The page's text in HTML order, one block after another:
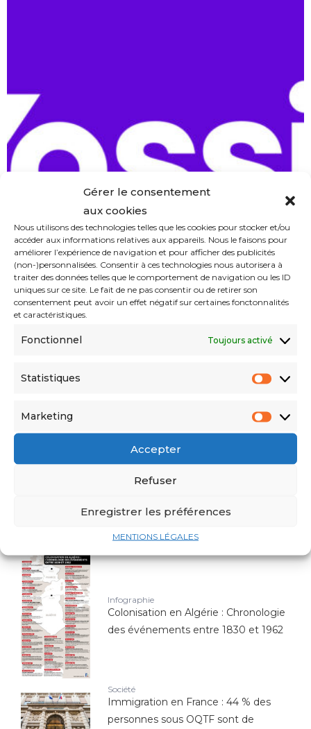
Gérer le consentement
aux cookies
Nous utilisons des technologies telles que les cookies pour stocker et/ou
accéder aux informations relatives aux appareils. Nous le faisons pour
améliorer l’expérience de navigation et pour afficher des publicités
(non-)personnalisées. Consentir à ces technologies nous autorisera à
traiter des données telles que le comportement de navigation ou les ID
uniques sur ce site. Le fait de ne pas consentir ou de retirer son
consentement peut avoir un effet négatif sur certaines fonctonnalités
et caractéristiques.
Fonctionnel Toujours activé
Statistiques
Marketing
Accepter
Refuser
Enregistrer les préférences
MENTIONS LÉGALES
Yassir, la pépite de l’Algérie Tech qui
Les plus lus
Top 10 des joueurs d'origine
Économie
les feux de forêts ?
Infographie
Colonisation en Algérie : Chronologie
des événements entre 1830 et 1962
Société
Immigration en France : 44 % des
personnes sous OQTF sont de